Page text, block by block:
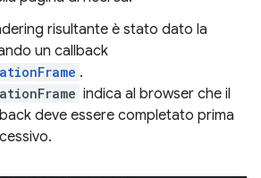
risultante è stato dato la
un callback
.
indica al browser che il
deve essere completato prima